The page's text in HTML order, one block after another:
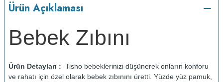
Ürün Açıklaması
Bebek Zıbını
Ürün Detayları : Tisho bebeklerinizi düşünerek onların konforu
ve rahatı için özel olarak bebek zıbınını üretti. Yüzde yüz pamuk,